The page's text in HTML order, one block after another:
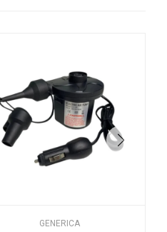
GENERICA